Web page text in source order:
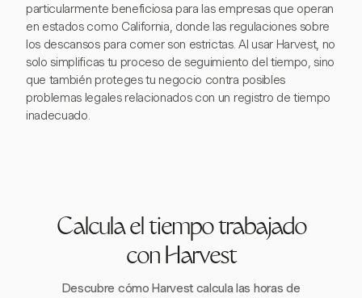
particularmente beneficiosa para las empresas que operan
en estados como California, donde las regulaciones sobre
los descansos para comer son estrictas. Al usar Harvest, no
solo simplificas tu proceso de seguimiento del tiempo, sino
que también proteges tu negocio contra posibles
problemas legales relacionados con un registro de tiempo
inadecuado.
Calcula el tiempo trabajado
con Harvest
Descubre cómo Harvest calcula las horas de